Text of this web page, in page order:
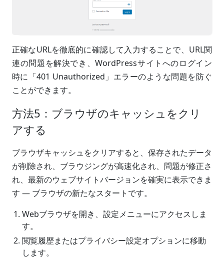
正確なURLを徹底的に確認して入力することで、URL関
連の問題を解決でき、WordPressサイトへのログイン
時に「401 Unauthorized」エラーのような問題を防ぐ
ことができます。
方法5：ブラウザのキャッシュをクリ
アする
ブラウザキャッシュをクリアすると、保存されたデータ
が削除され、ブラウジングが高速化され、問題が修正さ
れ、最新のウェブサイトバージョンを確実に表示できま
す — ブラウザの新たなスタートです。
Webブラウザを開き、設定メニューにアクセスしま
す。
閲覧履歴またはプライバシー設定オプションに移動
します。